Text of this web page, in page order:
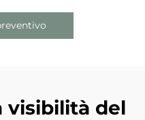
visibilità del